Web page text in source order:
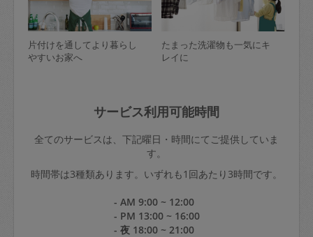
片付けを通してより暮らし
やすいお家へ
たまった洗濯物も一気にキ
レイに
サービス利用可能時間
全てのサービスは、下記曜日・時間にてご提供していま
す。
時間帯は3種類あります。いずれも1回あたり3時間です。
- AM 9:00 ~ 12:00
- PM 13:00 ~ 16:00
- 夜 18:00 ~ 21:00